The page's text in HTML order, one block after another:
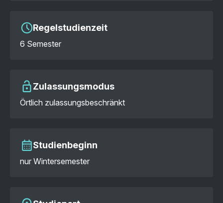
Regelstudienzeit
6 Semester
Zulassungsmodus
Örtlich zulassungsbeschränkt
Studienbeginn
nur Wintersemester